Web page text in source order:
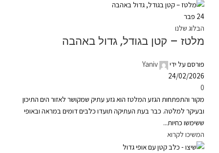
24 פבר
הבלוג שלנו
מלטז – קטן בגודל, גדול באהבה
פורסם על ידי
Yaniv
24/02/2026
0
מקור והתפתחות הגזע המלטז הוא גזע עתיק שמקושר לאזור הים התיכון
ובעיקר למלטה. כבר בעת העתיקה תועדו כלבים דומים במראה ובאופי
ששימשו כחיות...
המשיכו לקרוא